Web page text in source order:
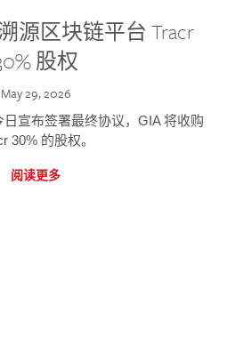
源区块链平台 Tracr
股权
May 29, 2026
宣布签署最终协议，GIA 将收购
30% 的股权。
阅读更多